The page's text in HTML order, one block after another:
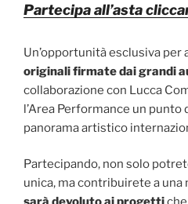
Partecipa all’asta
Un’opportunità esclusiva per
originali firmate dai grandi
collaborazione con Lucca
l’Area Performance un
panorama artistico
Partecipando, non solo
unica, ma contribuirete a una